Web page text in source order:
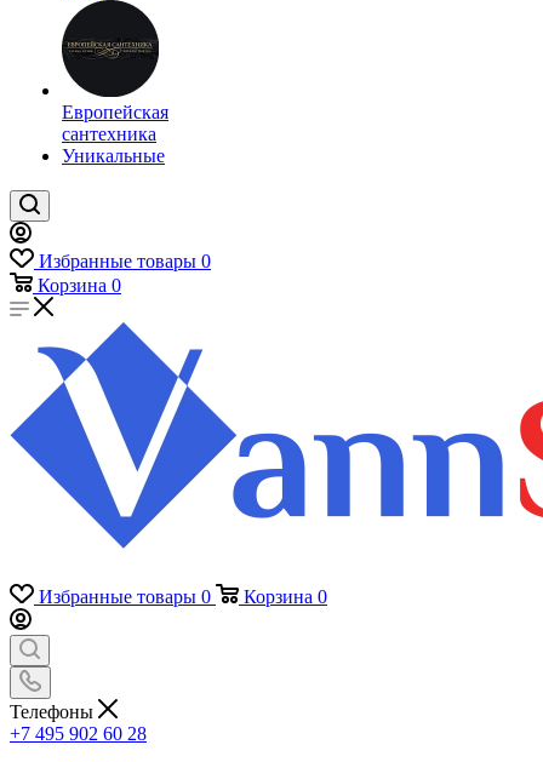
Европейская
сантехника
Уникальные
Избранные товары 0
Корзина 0
Избранные товары 0 Корзина 0
Телефоны
+7 495 902 60 28